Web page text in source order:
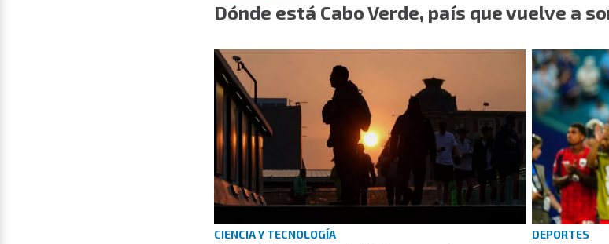
Dónde está Cabo Verde, país que vuelve a
CIENCIA Y TECNOLOGÍA
DEPORTES